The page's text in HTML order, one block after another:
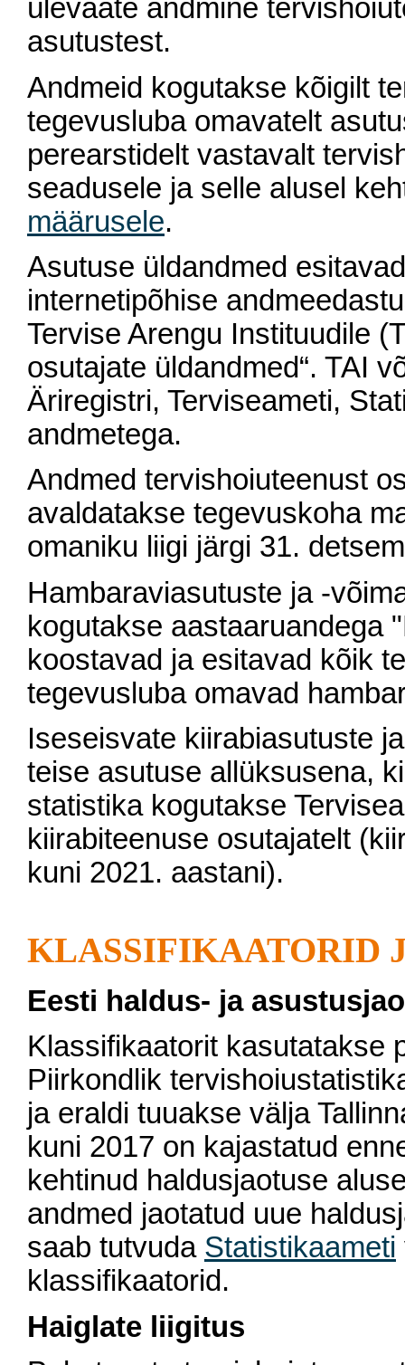
ülevaate andmine
asutustest.
Andmeid kogutakse kõigilt
tegevusluba omavatelt
perearstidelt vastavalt
seadusele ja selle alusel
määrusele.
Asutuse üldandmed
internetipõhise
Tervise Arengu Instituudile
osutajate üldandmed“. TAI
Äriregistri, Terviseameti,
andmetega.
Andmed tervishoiuteenust
avaldatakse tegevuskoha
omaniku liigi järgi 31.
Hambaraviasutuste ja -
kogutakse aastaaruandega
koostavad ja esitavad kõik
tegevusluba omavad
Iseseisvate kiirabiasutuste
teise asutuse allüksusena,
statistika kogutakse
kiirabiteenuse osutajatelt
kuni 2021. aastani).
KLASSIFIKAATORID
Eesti haldus- ja
Klassifikaatorit kasutatakse
Piirkondlik
ja eraldi tuuakse välja
kuni 2017 on kajastatud
kehtinud haldusjaotuse
andmed jaotatud uue
saab tutvuda Statistikaameti
klassifikaatorid.
Haiglate liigitus